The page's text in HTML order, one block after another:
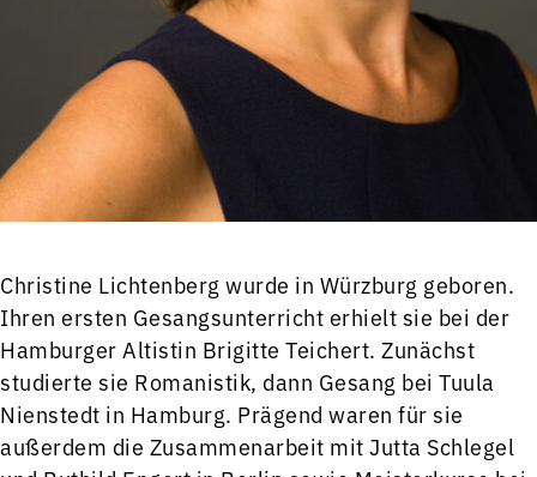
Christine Lichtenberg wurde in Würzburg geboren.
Ihren ersten Gesangs­unterricht erhielt sie bei der
Hamburger Altistin Brigitte Teichert. Zunächst
studierte sie Romanistik, dann Gesang bei Tuula
Nienstedt in Hamburg. Prägend waren für sie
außerdem die Zusammenarbeit mit Jutta Schlegel